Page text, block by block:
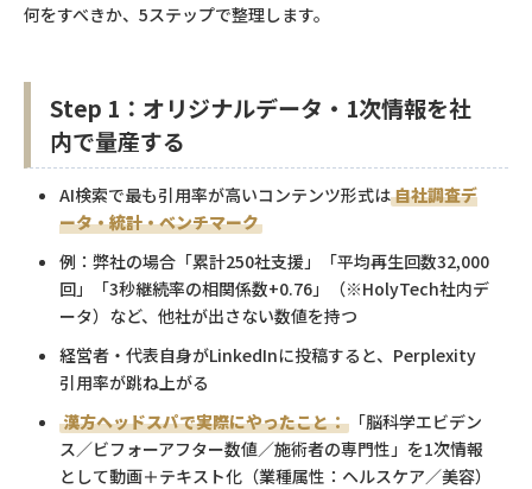
何をすべきか、5ステップで整理します。
Step 1：オリジナルデータ・1次情報を社
内で量産する
AI検索で最も引用率が高いコンテンツ形式は自社調査デ
ータ・統計・ベンチマーク
例：弊社の場合「累計250社支援」「平均再生回数32,000
回」「3秒継続率の相関係数+0.76」（※HolyTech社内デ
ータ）など、他社が出さない数値を持つ
経営者・代表自身がLinkedInに投稿すると、Perplexity
引用率が跳ね上がる
漢方ヘッドスパで実際にやったこと： 「脳科学エビデン
ス／ビフォーアフター数値／施術者の専門性」を1次情報
として動画＋テキスト化（業種属性：ヘルスケア／美容）